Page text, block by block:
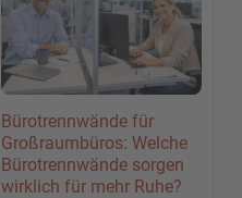
Bürotrennwände für
Großraumbüros: Welche
Bürotrennwände sorgen
wirklich für mehr Ruhe?